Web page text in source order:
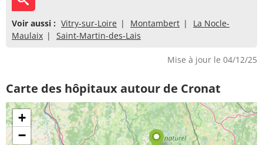
Voir aussi : Vitry-sur-Loire Montambert
La Nocle-
Maulaix
Saint-Martin-des-Lais
Mise à jour le 04/12/25
Carte des hôpitaux autour de Cronat
+
−